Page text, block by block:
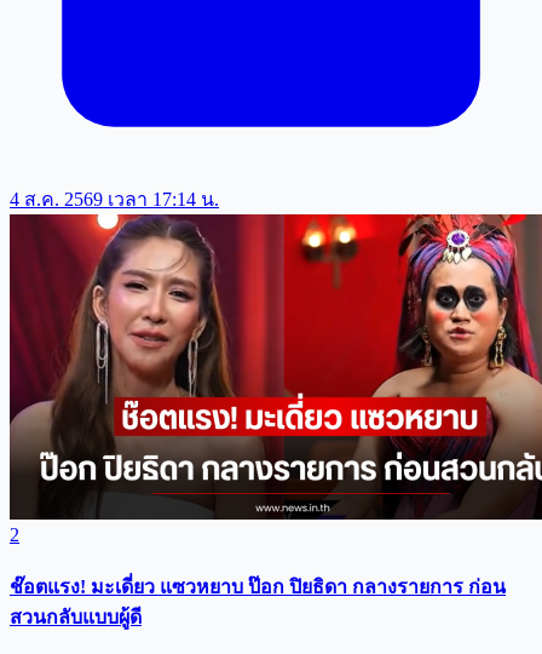
4 ส.ค. 2569 เวลา 17:14 น.
2
ช๊อตแรง! มะเดี่ยว แซวหยาบ ป๊อก ปิยธิดา กลางรายการ ก่อน
สวนกลับแบบผู้ดี